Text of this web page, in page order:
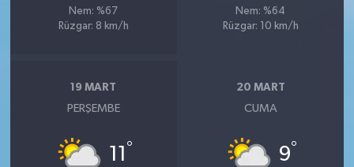
Nem: %67
Rüzgar: 8 km/h
Nem: %64
Rüzgar: 10 km/h
19 MART
PERŞEMBE
11 °
20 MART
CUMA
9°